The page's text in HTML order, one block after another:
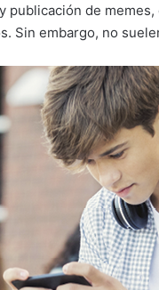
publicación de
Sin embargo, no